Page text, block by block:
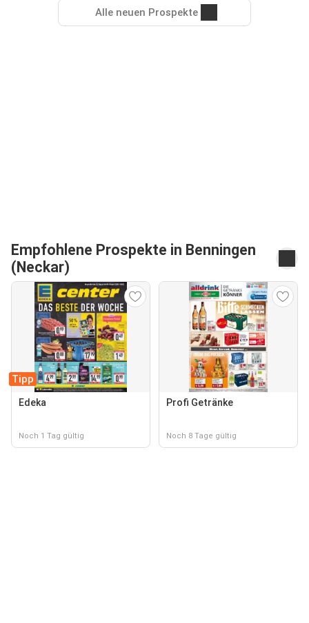
Alle neuen Prospekte
Empfohlene Prospekte in Benningen
(Neckar)
Tipp
Edeka
Noch 1 Tag gültig
Profi Getränke
Noch 8 Tage gültig